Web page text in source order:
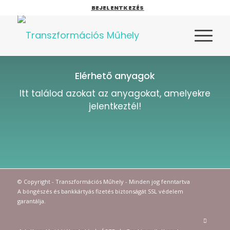
BEJELENTKEZÉS
Elérhető anyagok
Itt találod azokat az anyagokat, amelyekre
jelentkeztél!
© Copyright - Transzformációs Műhely - Minden jog fenntartva
A böngészés és bankkártyás fizetés biztonságát SSL védelem
garantálja.